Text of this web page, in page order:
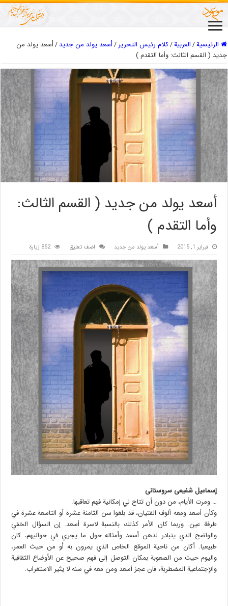
الرئيسية/العربیة/كلام رئيس التحرير/أسعد يولد من جديد /أسعد يولد من
جديد ( القسم الثالث: وأما التقدم )
أسعد يولد من جديد ( القسم الثالث:
وأما التقدم )
فبراير 1, 2015 أسعد يولد من جديد اضف تعليق 852 زيارة
إسماعیل شفیعی سروستانی
… ومرت الأيام، من دون أن تتاح لي إمكانية فهم تعاقبها.
وكأن أسعد ومعه ألوف الفتيان، قد بلغوا سن الثامنة عشرة أو التاسعة عشرة في
طرفة عين. وربما كان الأمر كذلك بالنسبة لاسرة أسعد. إن السؤال الخفي
والواضح الذي يتبادر لذهن أسعد وأمثاله حول ما يجري في حواليهم، كان
طبيعيا. أكان من ناحية الموقع الخاص الذي يمرون به أو من حيث العمر،
واليوم حيث من الصعوبة بمكان التوصل إلى فهم صحيح عن الأوضاع الثقافية
والإجتماعية المضطربة، فان عجز أسعد ومن معه في سنه لا يثير الاستغراب.